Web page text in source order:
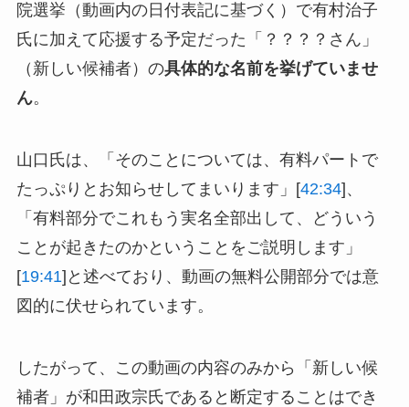
院選挙（動画内の日付表記に基づく）で有村治子
氏に加えて応援する予定だった「？？？？さん」
（新しい候補者）の具体的な名前を挙げていませ
ん。
山口氏は、「そのことについては、有料パートで
たっぷりとお知らせしてまいります」[42:34]、
「有料部分でこれもう実名全部出して、どういう
ことが起きたのかということをご説明します」
[19:41]と述べており、動画の無料公開部分では意
図的に伏せられています。
したがって、この動画の内容のみから「新しい候
補者」が和田政宗氏であると断定することはでき